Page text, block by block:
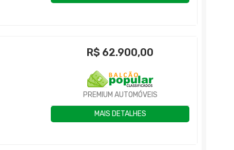
R$ 62.900,00
PREMIUM AUTOMÓVEIS
MAIS DETALHES